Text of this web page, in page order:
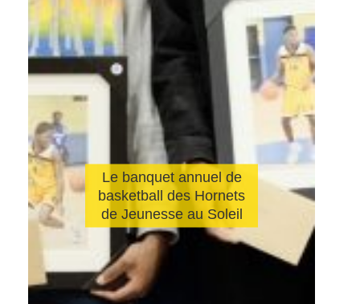
Le banquet annuel de
basketball des Hornets
de Jeunesse au Soleil